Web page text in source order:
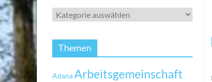
Themen
AdanaArbeitsgemeinschaft